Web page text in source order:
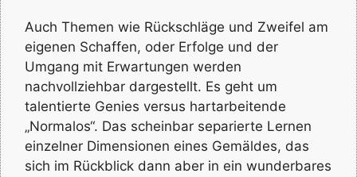
Auch Themen wie Rückschläge und Zweifel am
eigenen Schaffen, oder Erfolge und der
Umgang mit Erwartungen werden
nachvollziehbar dargestellt. Es geht um
talentierte Genies versus hartarbeitende
„Normalos“. Das scheinbar separierte Lernen
einzelner Dimensionen eines Gemäldes, das
sich im Rückblick dann aber in ein wunderbares